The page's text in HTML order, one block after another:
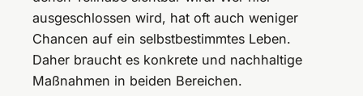
ausgeschlossen wird, hat oft auch weniger
Chancen auf ein selbstbestimmtes Leben.
Daher braucht es konkrete und nachhaltige
Maßnahmen in beiden Bereichen.